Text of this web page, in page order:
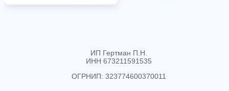
ИП Гертман П.Н.
ИНН 673211591535
ОГРНИП: 323774600370011